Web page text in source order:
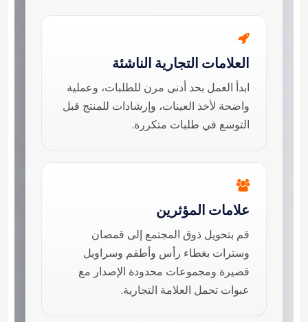
العلامات التجارية الناشئة
ابدأ العمل بحد أدنى مرن للطلبات، وعملية
واضحة لأخذ العينات، وإرشادات للمنتج قبل
التوسع في طلبات متكررة.
علامات المؤثرين
قم بتحويل ذوق المجتمع إلى قمصان
وسترات بغطاء رأس وأطقم وسراويل
قصيرة ومجموعات محدودة الإصدار مع
عبوات تحمل العلامة التجارية.